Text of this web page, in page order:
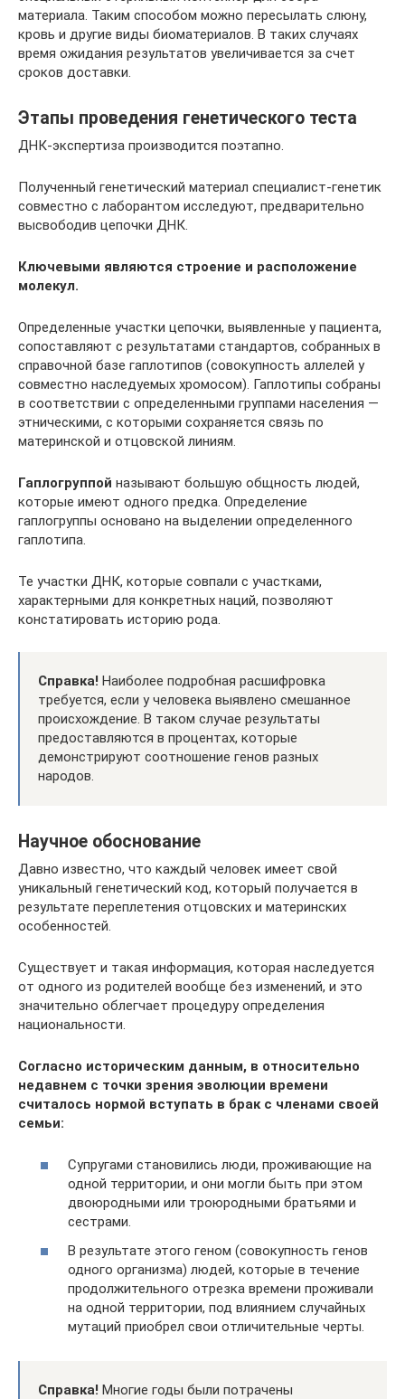
материала. Таким способом можно пересылать слюну,
кровь и другие виды биоматериалов. В таких случаях
время ожидания результатов увеличивается за счет
сроков доставки.
Этапы проведения генетического теста
ДНК-экспертиза производится поэтапно.
Полученный генетический материал специалист-генетик
совместно с лаборантом исследуют, предварительно
высвободив цепочки ДНК.
Ключевыми являются строение и расположение
молекул.
Определенные участки цепочки, выявленные у пациента,
сопоставляют с результатами стандартов, собранных в
справочной базе гаплотипов (совокупность аллелей у
совместно наследуемых хромосом). Гаплотипы собраны
в соответствии с определенными группами населения —
этническими, с которыми сохраняется связь по
материнской и отцовской линиям.
Гаплогруппой называют большую общность людей,
которые имеют одного предка. Определение
гаплогруппы основано на выделении определенного
гаплотипа.
Те участки ДНК, которые совпали с участками,
характерными для конкретных наций, позволяют
констатировать историю рода.
Справка! Наиболее подробная расшифровка
требуется, если у человека выявлено смешанное
происхождение. В таком случае результаты
предоставляются в процентах, которые
демонстрируют соотношение генов разных
народов.
Научное обоснование
Давно известно, что каждый человек имеет свой
уникальный генетический код, который получается в
результате переплетения отцовских и материнских
особенностей.
Существует и такая информация, которая наследуется
от одного из родителей вообще без изменений, и это
значительно облегчает процедуру определения
национальности.
Согласно историческим данным, в относительно
недавнем с точки зрения эволюции времени
считалось нормой вступать в брак с членами своей
семьи:
Супругами становились люди, проживающие на
одной территории, и они могли быть при этом
двоюродными или троюродными братьями и
сестрами.
В результате этого геном (совокупность генов
одного организма) людей, которые в течение
продолжительного отрезка времени проживали
на одной территории, под влиянием случайных
мутаций приобрел свои отличительные черты.
Справка! Многие годы были потрачены